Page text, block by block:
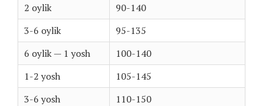
2 oylik
90-140
3-6 oylik
95-135
6 oylik — 1 yosh
100-140
1-2 yosh
105-145
3-6 yosh
110-150